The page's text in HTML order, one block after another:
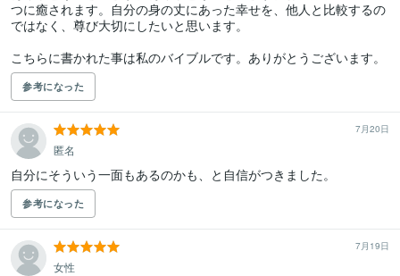
つに癒されます。自分の身の丈にあった幸せを、他人と比較するの
ではなく、尊び大切にしたいと思います。
参考になった
7月20日
匿名
自分にそういう一面もあるのかも、と自信がつきました。
参考になった
7月19日
女性